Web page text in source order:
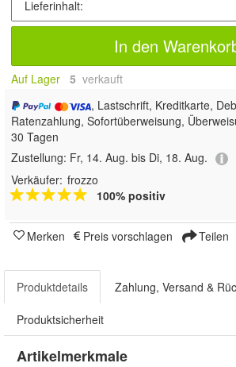
In den
Auf Lager 5 verkauft
, Lastschrift, Kreditkarte,
Ratenzahlung, Sofortüberweisung,
30 Tagen
Zustellung: Fr, 14. Aug. bis Di, 18. Aug.
Verkäufer: frozzo
100% positiv
Merken Preis vorschlagen Teilen
Produktdetails Zahlung, Versand &
Produktsicherheit
Artikelmerkmale